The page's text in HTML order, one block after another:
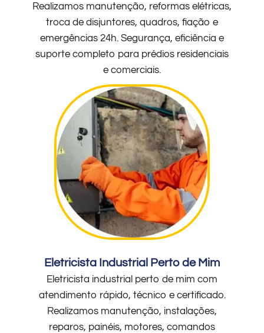
Realizamos manutenção, reformas elétricas,
troca de disjuntores, quadros, fiação e
emergências 24h. Segurança, eficiência e
suporte completo para prédios residenciais
e comerciais.
Eletricista Industrial Perto de Mim
Eletricista industrial perto de mim com
atendimento rápido, técnico e certificado.
Realizamos manutenção, instalações,
reparos, painéis, motores, comandos